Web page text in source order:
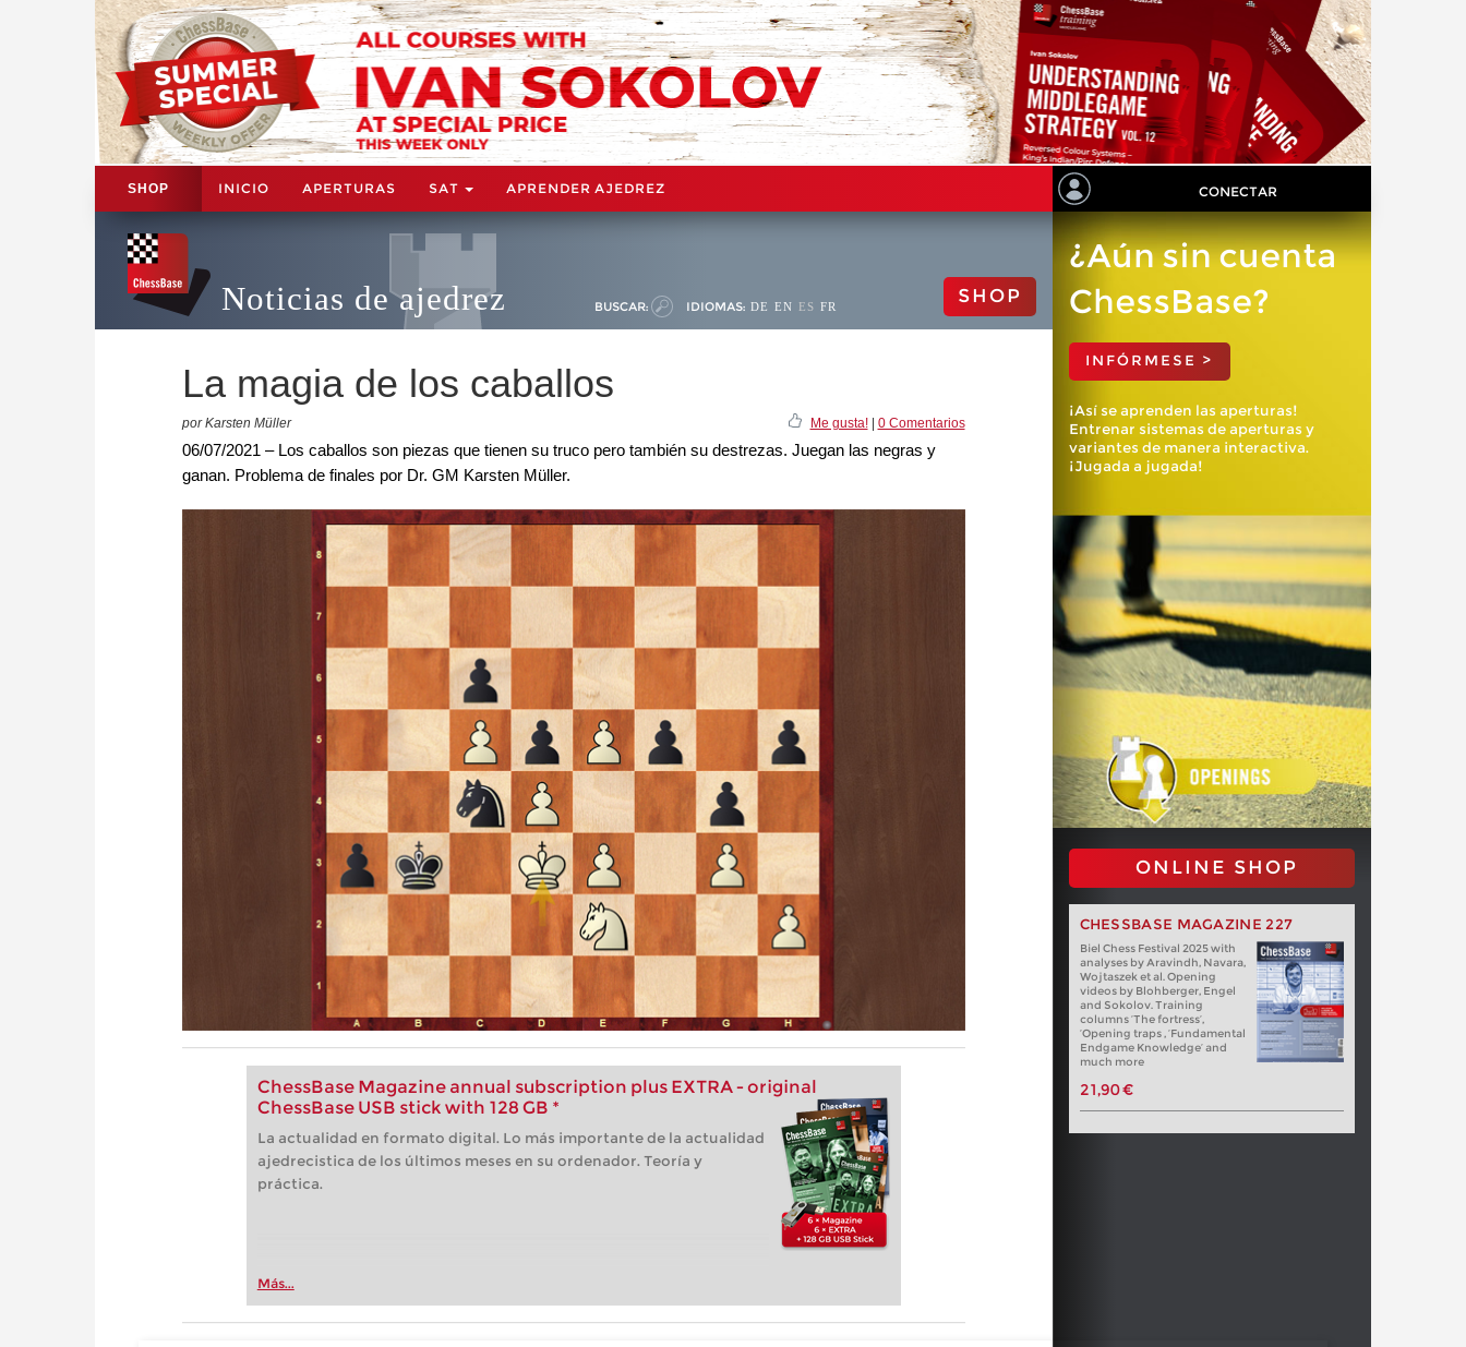
SHOP INICIO APERTURAS SAT APRENDER AJEDREZ CONECTAR
Noticias de ajedrez BUSCAR: IDIOMAS: DE EN ES FR SHOP
La magia de los caballos
por Karsten Müller Me gusta!| 0 Comentarios
06/07/2021 – Los caballos son piezas que tienen su truco pero también su destrezas. Juegan las negras y
ganan. Problema de finales por Dr. GM Karsten Müller.
ChessBase Magazine annual subscription plus EXTRA - original
ChessBase USB stick with 128 GB *
La actualidad en formato digital. Lo más importante de la actualidad
ajedrecistica de los últimos meses en su ordenador. Teoría y
práctica.
Más...
¿Aún sin cuenta
ChessBase?
INFÓRMESE >
¡Así se aprenden las aperturas!
Entrenar sistemas de aperturas y
variantes de manera interactiva.
¡Jugada a jugada!
ONLINE SHOP
CHESSBASE MAGAZINE 227
Biel Chess Festival 2025 with
analyses by Aravindh, Navara,
Wojtaszek et al. Opening
videos by Blohberger, Engel
and Sokolov. Training
columns ‘The fortress’,
‘Opening traps , ‘Fundamental
Endgame Knowledge’ and
much more
21,90 €